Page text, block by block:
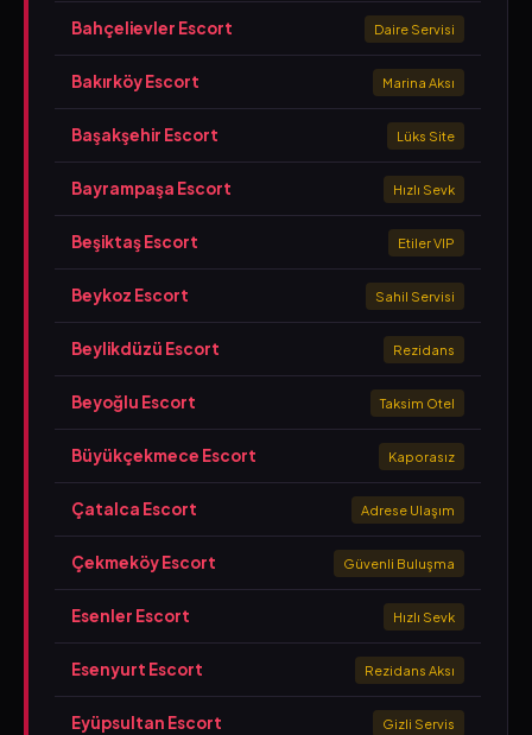
Bahçelievler Escort Daire Servisi
Bakırköy Escort Marina Aksı
Başakşehir Escort Lüks Site
Bayrampaşa Escort Hızlı Sevk
Beşiktaş Escort Etiler VIP
Beykoz Escort Sahil Servisi
Beylikdüzü Escort Rezidans
Beyoğlu Escort Taksim Otel
Büyükçekmece Escort Kaporasız
Çatalca Escort Adrese Ulaşım
Çekmeköy Escort Güvenli Buluşma
Esenler Escort Hızlı Sevk
Esenyurt Escort Rezidans Aksı
Eyüpsultan Escort Gizli Servis